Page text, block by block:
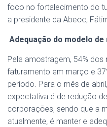
foco no fortalecimento do
a presidente da Abeoc,
Adequação do modelo de
Pela amostragem, 54%
faturamento em março e
período. Para o mês de
expectativa é de redução
corporações, sendo que a
atualmente, é manter e